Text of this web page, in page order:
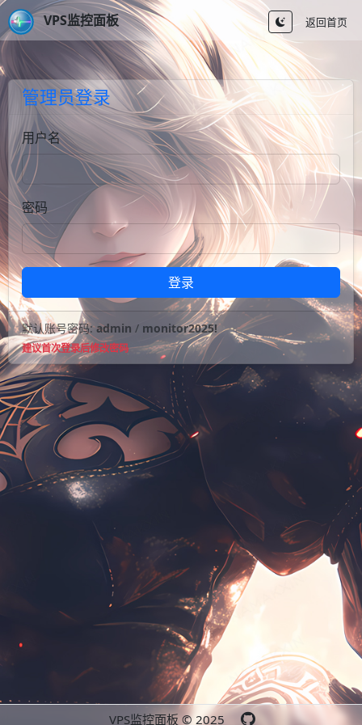
VPS监控面板 返回首页
管理员登录
用户名
密码
登录
默认账号密码:admin / monitor2025!
建议首次登录后修改密码
VPS监控面板 © 2025